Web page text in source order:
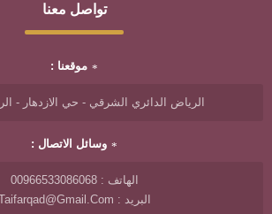
تواصل معنا
موقعنا :
الرياض الدائري الشرقي - حي الازدهار - الرياض
وسائل الاتصال :
الهاتف : 00966533086068
البريد : Taifarqad@gmail.com